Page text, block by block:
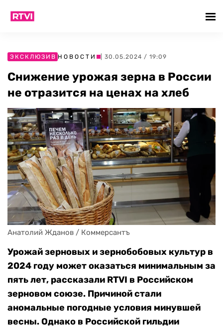
ЭКСКЛЮЗИВ НОВОСТИ | 30.05.2024 / 19:09
Снижение урожая зерна в России
не отразится на ценах на хлеб
Анатолий Жданов / Коммерсантъ
Урожай зерновых и зернобобовых культур в
2024 году может оказаться минимальным за
пять лет, рассказали RTVI в Российском
зерновом союзе. Причиной стали
аномальные погодные условия минувшей
весны. Однако в Российской гильдии